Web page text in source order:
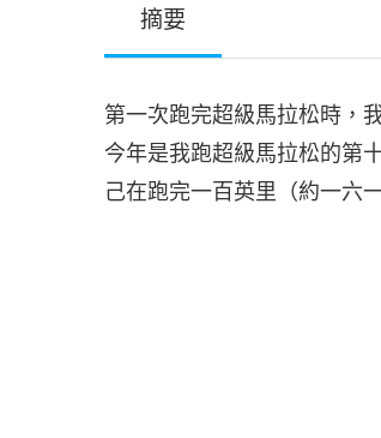
摘要
第一次跑完超級馬拉松時，
今年是我跑超級馬拉松的第
己在跑完一百英里（約一六